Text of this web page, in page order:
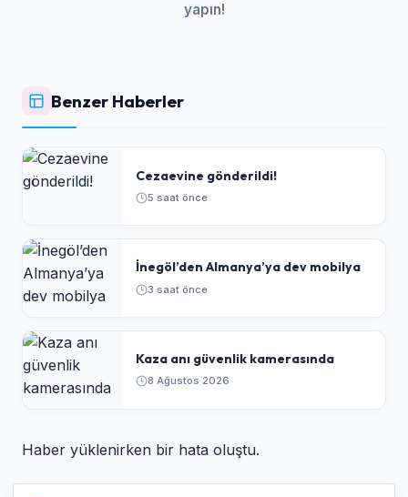
yapın!
Benzer Haberler
Cezaevine gönderildi!
5 saat önce
İnegöl’den Almanya’ya dev mobilya
3 saat önce
Kaza anı güvenlik kamerasında
8 Ağustos 2026
Haber yüklenirken bir hata oluştu.